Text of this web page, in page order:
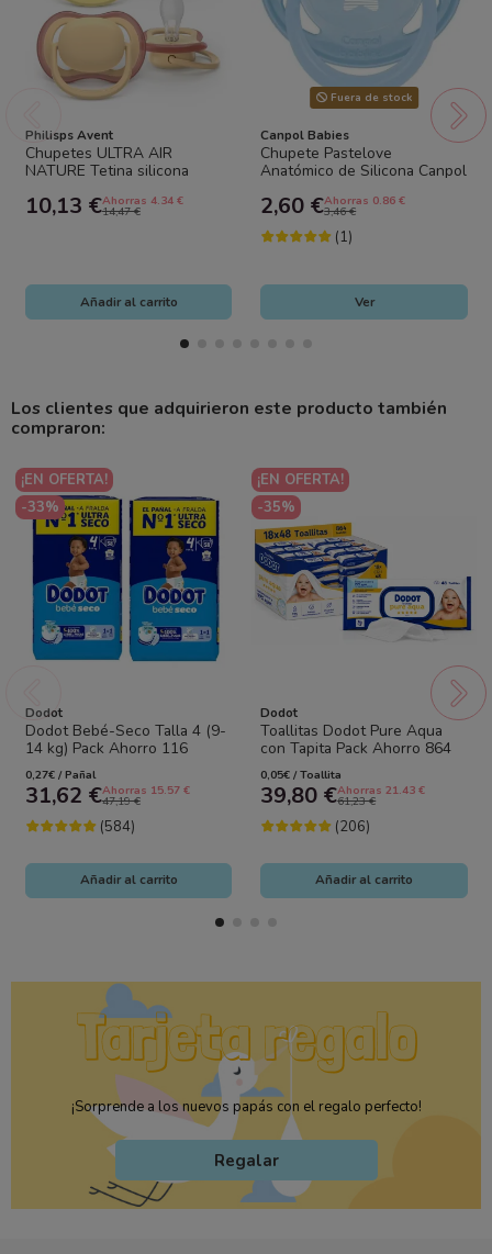
Philisps Avent
Chupetes ULTRA AIR
NATURE Tetina silicona
Avent
10,13 €Ahorras 4.34 €
14,47 €
Añadir al carrito
Fuera de stock
Canpol Babies
Chupete Pastelove
Anatómico de Silicona Canpol
Suave y...
2,60 €Ahorras 0.86 €
3,46 €
(1)
Ver
Los clientes que adquirieron este producto también
compraron:
¡EN OFERTA!
-33%
Dodot
Dodot Bebé-Seco Talla 4 (9-
14 kg) Pack Ahorro 116
Pañales (2x58)– Sequedad
Duradera y...
0,27€ / Pañal
31,62 €Ahorras 15.57 €
47,19 €
(584)
Añadir al carrito
¡EN OFERTA!
-35%
Dodot
Toallitas Dodot Pure Aqua
con Tapita Pack Ahorro 864
Uds (18x48) – Nuevo Formato
Más...
0,05€ / Toallita
39,80 €Ahorras 21.43 €
61,23 €
(206)
Añadir al carrito
¡Sorprende a los nuevos papás con el regalo perfecto!
Regalar